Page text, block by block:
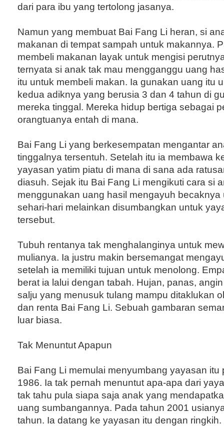
dari para ibu yang tertolong jasanya.
Namun yang membuat Bai Fang Li heran, si
makanan di tempat sampah untuk makannya.
membeli makanan layak untuk mengisi
ternyata si anak tak mau mengganggu uang
itu untuk membeli makan. Ia gunakan uang itu
kedua adiknya yang berusia 3 dan 4 tahun di
mereka tinggal. Mereka hidup bertiga sebagai
orangtuanya entah di mana.
Bai Fang Li yang berkesempatan mengantar
tinggalnya tersentuh. Setelah itu ia membawa
yayasan yatim piatu di mana di sana ada
diasuh. Sejak itu Bai Fang Li mengikuti cara si
menggunakan uang hasil mengayuh becaknya
sehari-hari melainkan disumbangkan untuk
tersebut.
Tubuh rentanya tak menghalanginya untuk
mulianya. Ia justru makin bersemangat
setelah ia memiliki tujuan untuk menolong.
berat ia lalui dengan tabah. Hujan, panas,
salju yang menusuk tulang mampu ditaklukan
dan renta Bai Fang Li. Sebuah gambaran
luar biasa.
Tak Menuntut Apapun
Bai Fang Li memulai menyumbang yayasan itu
1986. Ia tak pernah menuntut apa-apa dari
tak tahu pula siapa saja anak yang
uang sumbangannya. Pada tahun 2001
tahun. Ia datang ke yayasan itu dengan